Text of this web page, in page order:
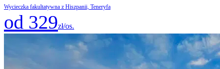
Wycieczka fakultatywna z Hiszpanii, Teneryfa
od 329zł/os.